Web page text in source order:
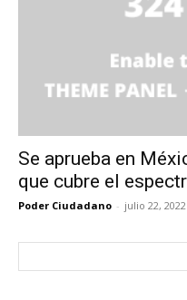
Se aprueba en
que cubre el
Poder Ciudadano - julio 22, 2022